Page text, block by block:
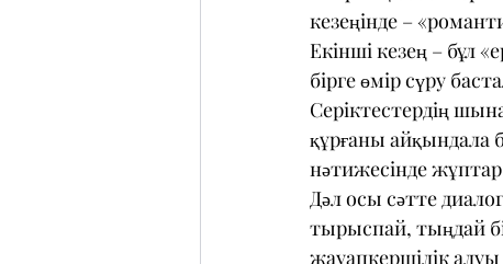
кезеңінде –
Екінші кезең – бұл
бірге өмір сүру
Серіктестердің
құрғаны айқындала
нәтижесінде
Дәл осы сәтте
тырыспай, тыңдай
жауапкершілік